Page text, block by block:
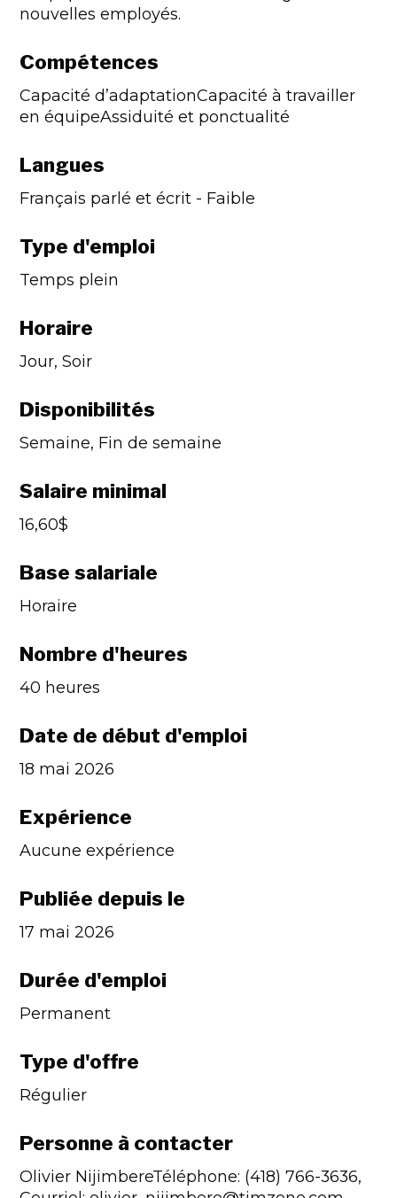
nouvelles employés.
Compétences
Capacité d’adaptationCapacité à travailler
en équipeAssiduité et ponctualité
Langues
Français parlé et écrit - Faible
Type d'emploi
Temps plein
Horaire
Jour, Soir
Disponibilités
Semaine, Fin de semaine
Salaire minimal
16,60$
Base salariale
Horaire
Nombre d'heures
40 heures
Date de début d'emploi
18 mai 2026
Expérience
Aucune expérience
Publiée depuis le
17 mai 2026
Durée d'emploi
Permanent
Type d'offre
Régulier
Personne à contacter
Olivier NijimbereTéléphone: (418) 766-3636,